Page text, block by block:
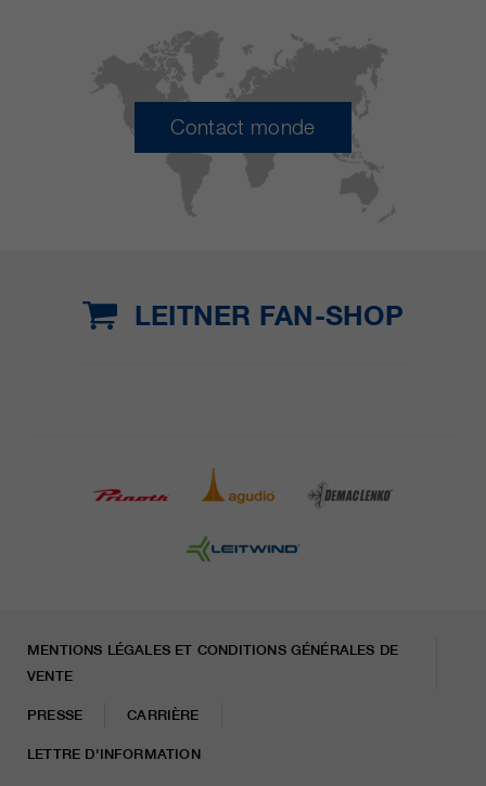
Contact monde
LEITNER FAN-SHOP
MENTIONS LÉGALES ET CONDITIONS GÉNÉRALES DE
VENTE
PRESSE CARRIÈRE
LETTRE D'INFORMATION